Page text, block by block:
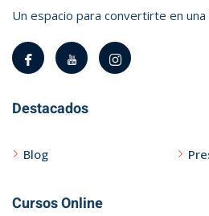
Un espacio para convertirte en
Destacados
Blog
Cursos Online